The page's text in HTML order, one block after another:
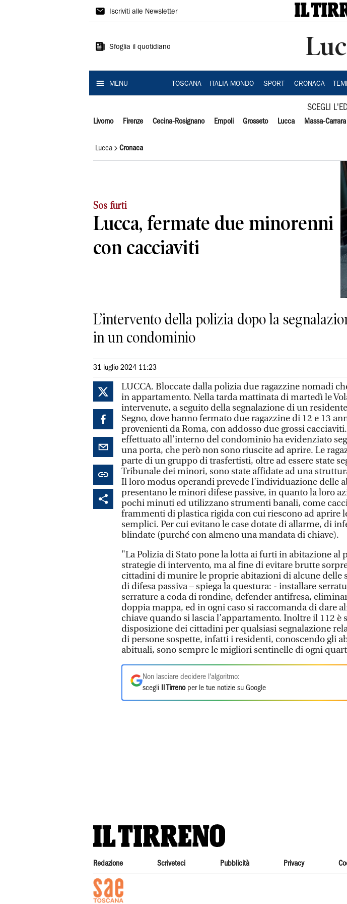
Il
Iscriviti alle Newsletter
Sfoglia il quotidiano
MENU TOSCANA ITALIA MONDO SPORT CRONACA
SCEGLI
Livorno Firenze Cecina-Rosignano Empoli Grosseto Lucca Massa-Carrara
Lucca Cronaca
Sos furti
Lucca, fermate due minorenni
con cacciaviti
L’intervento della polizia dopo la
in un condominio
31 luglio 2024 11:23
LUCCA. Bloccate dalla polizia due ragazzine nomadi
in appartamento. Nella tarda mattinata di martedì le
intervenute, a seguito della segnalazione di un
Segno, dove hanno fermato due ragazzine di 12 e 13
provenienti da Roma, con addosso due grossi
effettuato all’interno del condominio ha evidenziato
una porta, che però non sono riuscite ad aprire. Le
parte di un gruppo di trasfertisti, oltre ad essere state
Tribunale dei minori, sono state affidate ad una
Il loro modus operandi prevede l’individuazione delle
presentano le minori difese passive, in quanto la loro
pochi minuti ed utilizzano strumenti banali, come
frammenti di plastica rigida con cui riescono ad aprire
semplici. Per cui evitano le case dotate di allarme, di
blindate (purché con almeno una mandata di chiave).
"La Polizia di Stato pone la lotta ai furti in abitazione al
strategie di intervento, ma al fine di evitare brutte
cittadini di munire le proprie abitazioni di alcune delle
di difesa passiva – spiega la questura: - installare
serrature a coda di rondine, defender antifresa,
doppia mappa, ed in ogni caso si raccomanda di dare
chiave quando si lascia l’appartamento. Inoltre il 112 è
disposizione dei cittadini per qualsiasi segnalazione
di persone sospette, infatti i residenti, conoscendo gli
abituali, sono sempre le migliori sentinelle di ogni
Non lasciare decidere l'algoritmo:
scegli
Il Tirrenoper le tue notizie su Google
Redazione Scriveteci Pubblicità Privacy